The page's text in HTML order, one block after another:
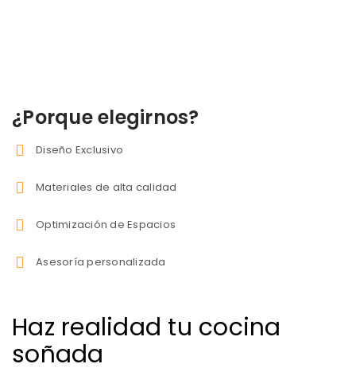
¿Porque elegirnos?
Diseño Exclusivo
Materiales de alta calidad
Optimización de Espacios
Asesoría personalizada
Haz realidad tu cocina
soñada